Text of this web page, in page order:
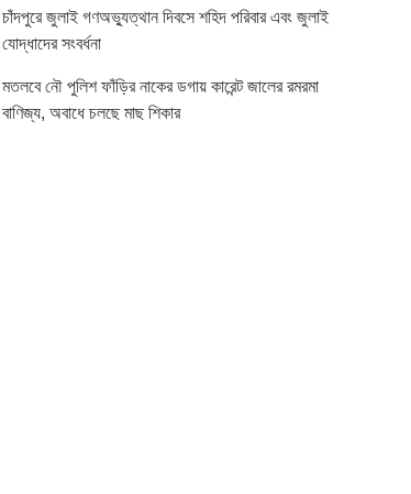
চাঁদপুরে জুলাই গণঅভ্যুত্থান দিবসে শহিদ পরিবার এবং জুলাই
যোদ্ধাদের সংবর্ধনা
মতলবে নৌ পুলিশ ফাঁড়ির নাকের ডগায় কারেন্ট জালের রমরমা
বাণিজ্য, অবাধে চলছে মাছ শিকার